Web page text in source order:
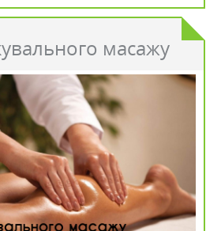
масажу